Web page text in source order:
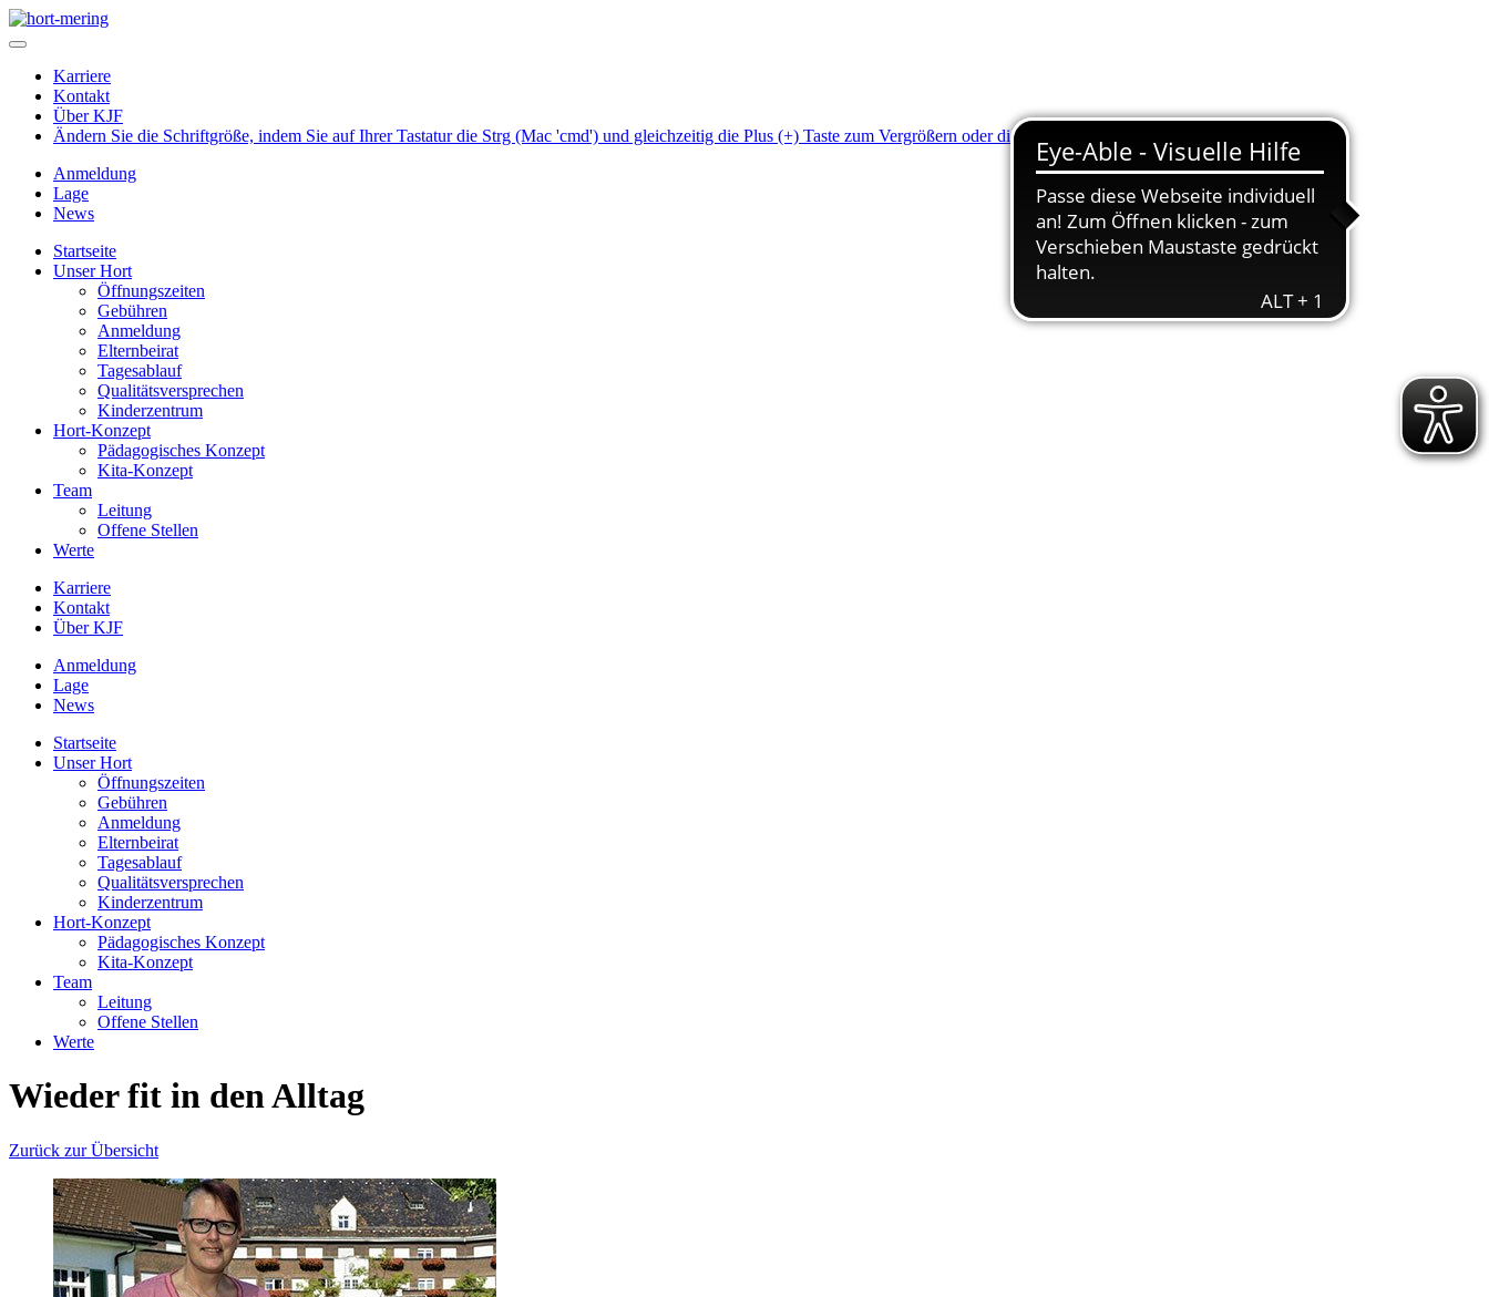
Karriere
Kontakt
Über KJF
Ändern Sie die Schriftgröße, indem Sie auf Ihrer Tastatur die Strg (Mac 'cmd') und gleichzeitig die Plus (+) Taste zum Vergrößern oder die Minus (-) Taste zum Verkleinern drücken.
Anmeldung
Lage
News
Startseite
Unser Hort
Öffnungszeiten
Gebühren
Anmeldung
Elternbeirat
Tagesablauf
Qualitätsversprechen
Kinderzentrum
Hort-Konzept
Pädagogisches Konzept
Kita-Konzept
Team
Leitung
Offene Stellen
Werte
Karriere
Kontakt
Über KJF
Anmeldung
Lage
News
Startseite
Unser Hort
Öffnungszeiten
Gebühren
Anmeldung
Elternbeirat
Tagesablauf
Qualitätsversprechen
Kinderzentrum
Hort-Konzept
Pädagogisches Konzept
Kita-Konzept
Team
Leitung
Offene Stellen
Werte
Wieder fit in den Alltag
Zurück zur Übersicht